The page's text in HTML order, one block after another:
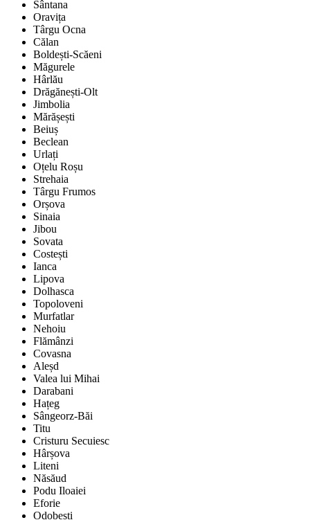
Sântana
Oravița
Târgu Ocna
Călan
Boldești-Scăeni
Măgurele
Hârlău
Drăgănești-Olt
Jimbolia
Mărășești
Beiuș
Beclean
Urlați
Oțelu Roșu
Strehaia
Târgu Frumos
Orșova
Sinaia
Jibou
Sovata
Costești
Ianca
Lipova
Dolhasca
Topoloveni
Murfatlar
Nehoiu
Flămânzi
Covasna
Aleșd
Valea lui Mihai
Darabani
Hațeg
Sângeorz-Băi
Titu
Cristuru Secuiesc
Hârșova
Liteni
Năsăud
Podu Iloaiei
Eforie
Odobești